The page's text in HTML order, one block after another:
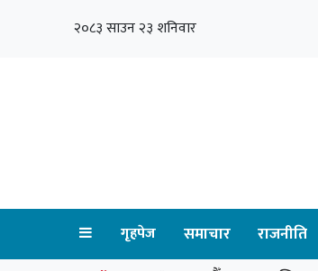
२०८३ साउन २३ शनिवार
गृहपेज समाचार राजनीति